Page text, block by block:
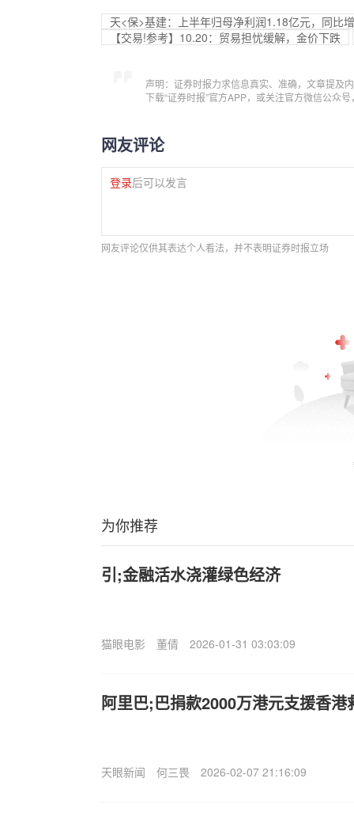
天<保>基建：上半年归母净利润1.18亿元，同比
【交易!参考】10.20：贸易担忧缓解，金价下跌
声明：证券时报力求信息真实、准确，文章提及
下载“证券时报”官方APP，或关注官方微信公众
网友评论
登录后可以发言
网友评论仅供其表达个人看法，并不表明证券时报立场
为你推荐
引;金融活水浇灌绿色经济
猫眼电影 董倩 2026-01-31 03:03:09
阿里巴;巴捐款2000万港元支援香港
天眼新闻 何三畏 2026-02-07 21:16:09